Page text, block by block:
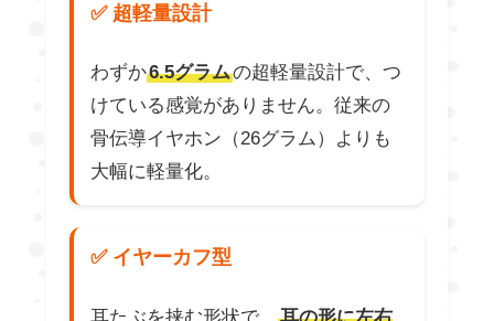
✅ 超軽量設計
わずか6.5グラムの超軽量設計で、つ
けている感覚がありません。従来の
骨伝導イヤホン（26グラム）よりも
大幅に軽量化。
✅ イヤーカフ型